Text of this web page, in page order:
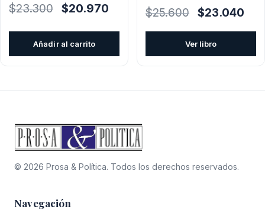
$23.300
El
$20.970
Añadir al carrito
$25.600
El
original
era:
$23.040
es:
Ver libro
© 2026 Prosa & Política. Todos los derechos reservados.
Navegación